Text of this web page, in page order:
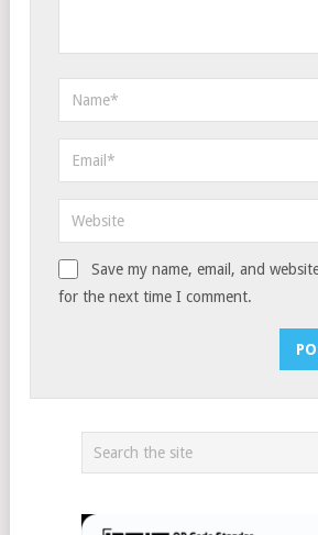
Save my name, email, and
for the next time I comment.